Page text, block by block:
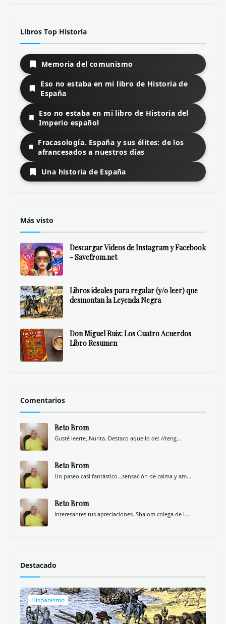
Libros Top Historia
Memoria del comunismo
Eso no estaba en mi libro de Historia de
España
Eso no estaba en mi libro de Historia del
Imperio español
Fracasología. España y sus élites: de los
afrancesados a nuestros días
Una historia de España
Más visto
Descargar Videos de Instagram y Facebook
- Savefrom.net
Libros ideales para regalar (y/o leer) que
desmontan la Leyenda Negra
Don Miguel Ruiz: Los Cuatro Acuerdos
Libro Resumen
Comentarios
Beto Brom
Gusté leerte, Nurita. Destaco aquello de: //teng...
Beto Brom
Un paseo casi fantástico...sensación de calma y am...
Beto Brom
Interesantes tus apreciaciones. Shalom colega de l...
Destacado
Hispanismo